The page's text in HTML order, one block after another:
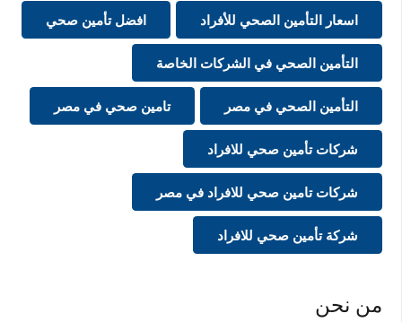
اسعار التأمين الصحي للأفراد افضل تأمين صحي
التأمين الصحي في الشركات الخاصة
التأمين الصحي في مصر تامين صحي في مصر
شركات تأمين صحي للافراد
شركات تامين صحي للافراد في مصر
شركة تأمين صحي للافراد
من نحن